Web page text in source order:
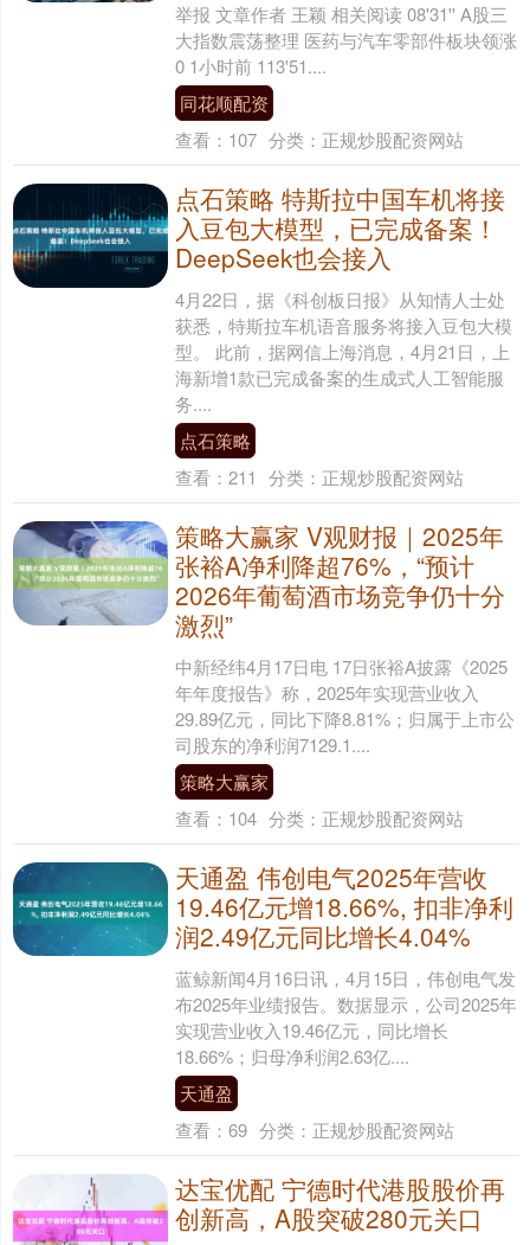
举报 文章作者 王颖 相关阅读 08'31'' A股三
大指数震荡整理 医药与汽车零部件板块领涨
0 1小时前 113'51....
同花顺配资
查看： 107 分类： 正规炒股配资网站
点石策略 特斯拉中国车机将接
入豆包大模型，已完成备案！
DeepSeek也会接入
4月22日，据《科创板日报》从知情人士处
获悉，特斯拉车机语音服务将接入豆包大模
型。 此前，据网信上海消息，4月21日，上
海新增1款已完成备案的生成式人工智能服
务....
点石策略
查看： 211 分类： 正规炒股配资网站
策略大赢家 V观财报｜2025年
张裕A净利降超76%，“预计
2026年葡萄酒市场竞争仍十分
激烈”
中新经纬4月17日电 17日张裕A披露《2025
年年度报告》称，2025年实现营业收入
29.89亿元，同比下降8.81%；归属于上市公
司股东的净利润7129.1....
策略大赢家
查看： 104 分类： 正规炒股配资网站
天通盈 伟创电气2025年营收
19.46亿元增18.66%, 扣非净利
润2.49亿元同比增长4.04%
蓝鲸新闻4月16日讯，4月15日，伟创电气发
布2025年业绩报告。数据显示，公司2025年
实现营业收入19.46亿元，同比增长
18.66%；归母净利润2.63亿....
天通盈
查看： 69 分类： 正规炒股配资网站
达宝优配 宁德时代港股股价再
创新高，A股突破280元关口